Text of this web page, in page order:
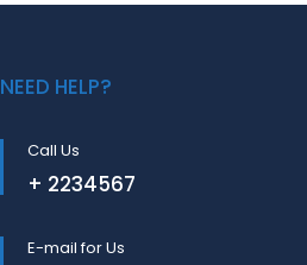
NEED HELP?
Call Us
+ 2234567
E-mail for Us